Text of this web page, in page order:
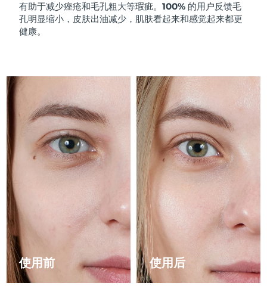
有助于减少痤疮和毛孔粗大等瑕疵。100% 的用户反馈毛
孔明显缩小，皮肤出油减少，肌肤看起来和感觉起来都更
健康。
使用前 使用后
阿拉伯联合酋长国 预计送达日期8/9/26
美国 预计送达日期
乌兹别克斯坦 预计送达日期 8/13/26
预计送达日期8/14/26